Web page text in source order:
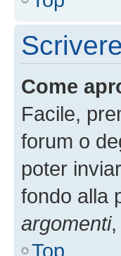
Come
Facile,
forum o
poter
fondo alla
argomenti,
Top